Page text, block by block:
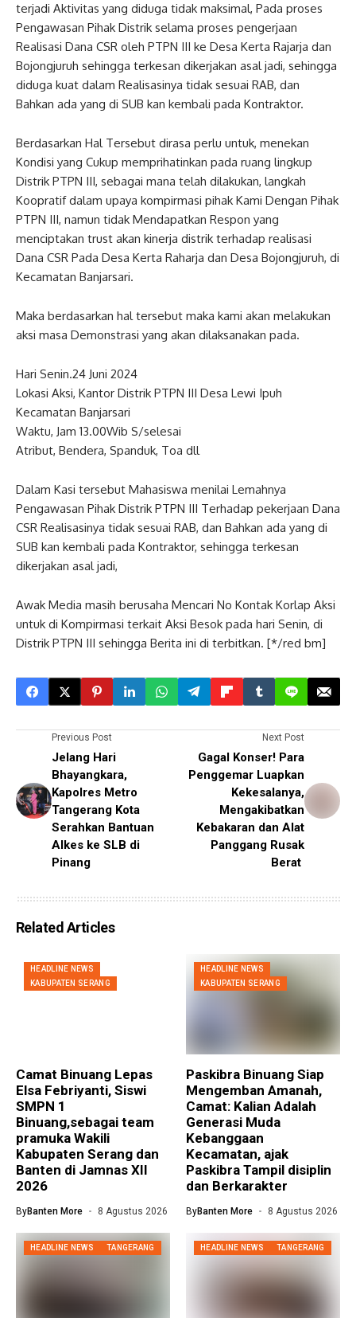
terjadi Aktivitas yang diduga tidak maksimal, Pada proses
Pengawasan Pihak Distrik selama proses pengerjaan
Realisasi Dana CSR oleh PTPN III ke Desa Kerta Rajarja dan
Bojongjuruh sehingga terkesan dikerjakan asal jadi, sehingga
diduga kuat dalam Realisasinya tidak sesuai RAB, dan
Bahkan ada yang di SUB kan kembali pada Kontraktor.
Berdasarkan Hal Tersebut dirasa perlu untuk, menekan
Kondisi yang Cukup memprihatinkan pada ruang lingkup
Distrik PTPN III, sebagai mana telah dilakukan, langkah
Koopratif dalam upaya kompirmasi pihak Kami Dengan Pihak
PTPN III, namun tidak Mendapatkan Respon yang
menciptakan trust akan kinerja distrik terhadap realisasi
Dana CSR Pada Desa Kerta Raharja dan Desa Bojongjuruh, di
Kecamatan Banjarsari.
Maka berdasarkan hal tersebut maka kami akan melakukan
aksi masa Demonstrasi yang akan dilaksanakan pada.
Hari Senin.24 Juni 2024
Lokasi Aksi, Kantor Distrik PTPN III Desa Lewi Ipuh
Kecamatan Banjarsari
Waktu, Jam 13.00Wib S/selesai
Atribut, Bendera, Spanduk, Toa dll
Dalam Kasi tersebut Mahasiswa menilai Lemahnya
Pengawasan Pihak Distrik PTPN III Terhadap pekerjaan Dana
CSR Realisasinya tidak sesuai RAB, dan Bahkan ada yang di
SUB kan kembali pada Kontraktor, sehingga terkesan
dikerjakan asal jadi,
Awak Media masih berusaha Mencari No Kontak Korlap Aksi
untuk di Kompirmasi terkait Aksi Besok pada hari Senin, di
Distrik PTPN III sehingga Berita ini di terbitkan. [*/red bm]
Previous Post
Jelang Hari
Bhayangkara,
Kapolres Metro
Tangerang Kota
Serahkan Bantuan
Alkes ke SLB di
Pinang
Next Post
Gagal Konser! Para
Penggemar Luapkan
Kekesalanya,
Mengakibatkan
Kebakaran dan Alat
Panggang Rusak
Berat
Related Articles
HEADLINE NEWS
KABUPATEN SERANG
Camat Binuang Lepas
Elsa Febriyanti, Siswi
SMPN 1
Binuang,sebagai team
pramuka Wakili
Kabupaten Serang dan
Banten di Jamnas XII
2026
ByBanten More 8 Agustus 2026
HEADLINE NEWS
KABUPATEN SERANG
Paskibra Binuang Siap
Mengemban Amanah,
Camat: Kalian Adalah
Generasi Muda
Kebanggaan
Kecamatan, ajak
Paskibra Tampil disiplin
dan Berkarakter
ByBanten More 8 Agustus 2026
HEADLINE NEWS TANGERANG HEADLINE NEWS TANGERANG